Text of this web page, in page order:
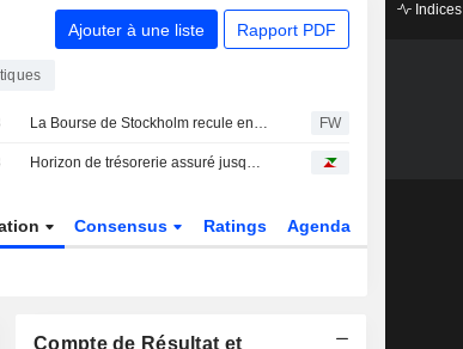
Ajouter à une liste Rapport PDF
La Bourse de Stockholm recule en début de séance vendredi FW
Horizon de trésorerie assuré jusqu'en 2027 pour Cellectis
Consensus Ratings Agenda
Compte de Résultat et
Indices